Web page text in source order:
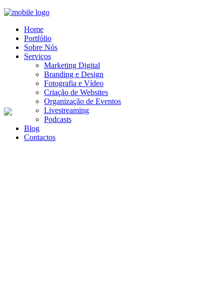
Home
Portfólio
Sobre Nós
Serviços
Marketing Digital
Branding e Design
Fotografia e Vídeo
Criação de Websites
Organização de Eventos
Livestreaming
Podcasts
Blog
Contactos